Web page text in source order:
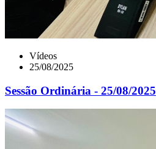
Vídeos
25/08/2025
Sessão Ordinária - 25/08/2025